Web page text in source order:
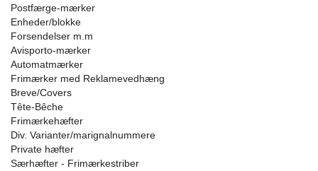
Postfærge-mærker
Enheder/blokke
Forsendelser m.m
Avisporto-mærker
Automatmærker
Frimærker med Reklamevedhæng
Breve/Covers
Tête-Bêche
Frimærkehæfter
Div. Varianter/marignalnummere
Private hæfter
Særhæfter - Frimærkestriber